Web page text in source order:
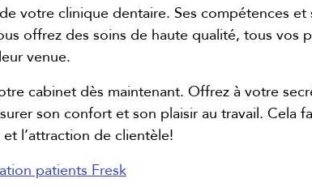
votre clinique dentaire. Ses compétences
offrez des soins de haute qualité, tous vos
venue.
cabinet dès maintenant. Offrez à votre
son confort et son plaisir au travail. Cela
l’attraction de clientèle!
patients Fresk